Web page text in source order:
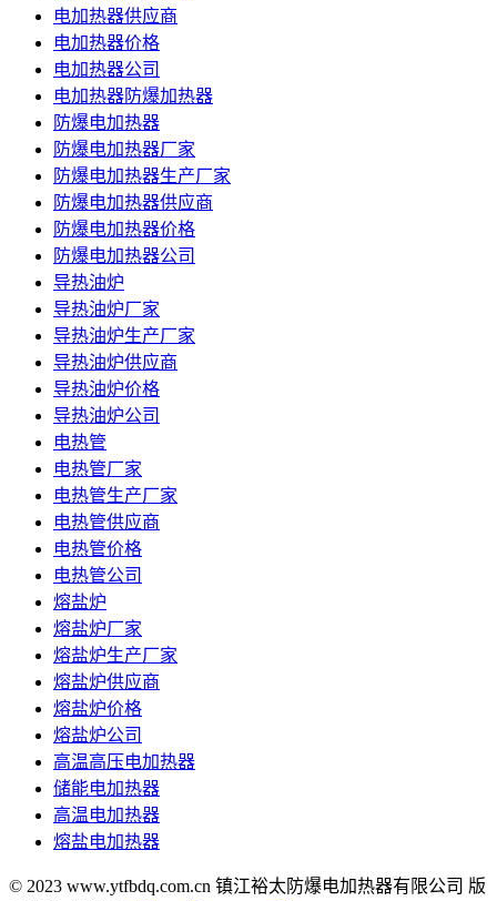
电加热器供应商
电加热器价格
电加热器公司
电加热器防爆加热器
防爆电加热器
防爆电加热器厂家
防爆电加热器生产厂家
防爆电加热器供应商
防爆电加热器价格
防爆电加热器公司
导热油炉
导热油炉厂家
导热油炉生产厂家
导热油炉供应商
导热油炉价格
导热油炉公司
电热管
电热管厂家
电热管生产厂家
电热管供应商
电热管价格
电热管公司
熔盐炉
熔盐炉厂家
熔盐炉生产厂家
熔盐炉供应商
熔盐炉价格
熔盐炉公司
高温高压电加热器
储能电加热器
高温电加热器
熔盐电加热器
© 2023 www.ytfbdq.com.cn 镇江裕太防爆电加热器有限公司 版